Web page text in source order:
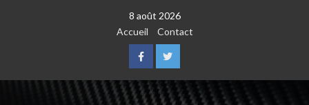
8 août 2026
Accueil
Contact
FacebookTwitter